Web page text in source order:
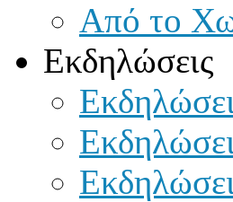
Από το
Εκδηλώσεις